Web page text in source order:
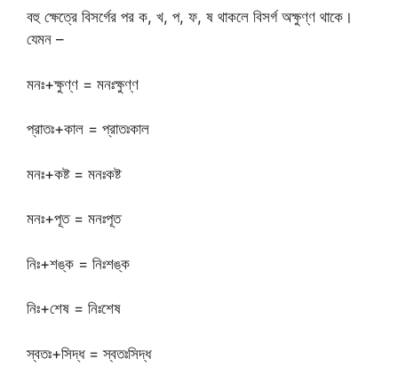
বহু ক্ষেত্রে বিসর্গের পর ক, খ, প, ফ, ষ থাকলে বিসর্গ অক্ষুণ্ণ থাকে।
যেমন –
মনঃ+ক্ষুণ্ণ = মনঃক্ষুণ্ণ
প্রাতঃ+কাল = প্রাতঃকাল
মনঃ+কষ্ট = মনঃকষ্ট
মনঃ+পূত = মনঃপূত
নিঃ+শঙ্ক = নিঃশঙ্ক
নিঃ+শেষ = নিঃশেষ
স্বতঃ+সিদ্ধ = স্বতঃসিদ্ধ